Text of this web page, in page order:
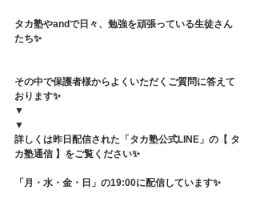
タカ塾やandで日々、勉強を頑張っている生徒さん
たち✨
その中で保護者様からよくいただくご質問に答えて
おります✨
▼
▼
詳しくは昨日配信された「タカ塾公式LINE」の【 タ
カ塾通信 】をご覧ください✨
「月・水・金・日」の19:00に配信しています✨